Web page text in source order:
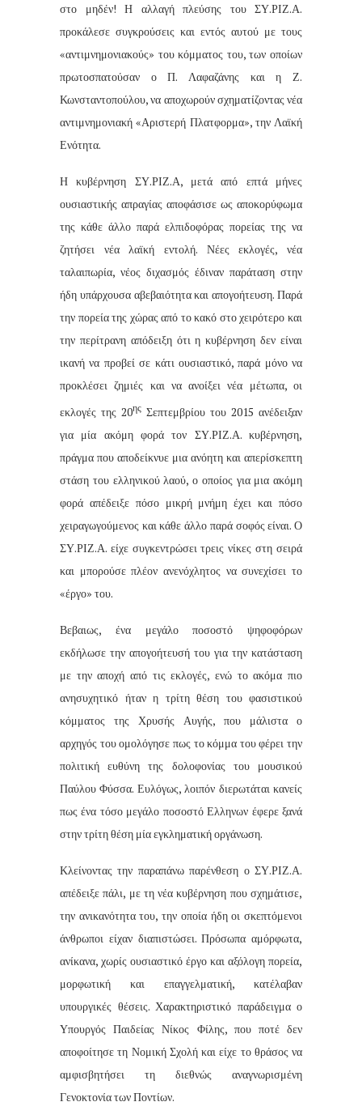
στο μηδέν! Η αλλαγή πλεύσης του ΣΥ.ΡΙΖ.Α.
προκάλεσε συγκρούσεις και εντός αυτού με τους
«αντιμνημονιακούς» του κόμματος του, των οποίων
πρωτοσπατούσαν ο Π. Λαφαζάνης και η Ζ.
Κωνσταντοπούλου, να αποχωρούν σχηματίζοντας νέα
αντιμνημονιακή «Αριστερή Πλατφορμα», την Λαϊκή
Ενότητα.
Η κυβέρνηση ΣΥ.ΡΙΖ.Α, μετά από επτά μήνες
ουσιαστικής απραγίας αποφάσισε ως αποκορύφωμα
της κάθε άλλο παρά ελπιδοφόρας πορείας της να
ζητήσει νέα λαϊκή εντολή. Νέες εκλογές, νέα
ταλαιπωρία, νέος διχασμός έδιναν παράταση στην
ήδη υπάρχουσα αβεβαιότητα και απογοήτευση. Παρά
την πορεία της χώρας από το κακό στο χειρότερο και
την περίτρανη απόδειξη ότι η κυβέρνηση δεν είναι
ικανή να προβεί σε κάτι ουσιαστικό, παρά μόνο να
προκλέσει ζημιές και να ανοίξει νέα μέτωπα, οι
εκλογές της 20ης Σεπτεμβρίου του 2015 ανέδειξαν
για μία ακόμη φορά τον ΣΥ.ΡΙΖ.Α. κυβέρνηση,
πράγμα που αποδείκνυε μια ανόητη και απερίσκεπτη
στάση του ελληνικού λαού, ο οποίος για μια ακόμη
φορά απέδειξε πόσο μικρή μνήμη έχει και πόσο
χειραγωγούμενος και κάθε άλλο παρά σοφός είναι. Ο
ΣΥ.ΡΙΖ.Α. είχε συγκεντρώσει τρεις νίκες στη σειρά
και μπορούσε πλέον ανενόχλητος να συνεχίσει το
«έργο» του.
Βεβαιως, ένα μεγάλο ποσοστό ψηφοφόρων
εκδήλωσε την απογοήτευσή του για την κατάσταση
με την αποχή από τις εκλογές, ενώ το ακόμα πιο
ανησυχητικό ήταν η τρίτη θέση του φασιστικού
κόμματος της Χρυσής Αυγής, που μάλιστα ο
αρχηγός του ομολόγησε πως το κόμμα του φέρει την
πολιτική ευθύνη της δολοφονίας του μουσικού
Παύλου Φύσσα. Ευλόγως, λοιπόν διερωτάται κανείς
πως ένα τόσο μεγάλο ποσοστό Ελληνων έφερε ξανά
στην τρίτη θέση μία εγκληματική οργάνωση.
Κλείνοντας την παραπάνω παρένθεση ο ΣΥ.ΡΙΖ.Α.
απέδειξε πάλι, με τη νέα κυβέρνηση που σχημάτισε,
την ανικανότητα του, την οποία ήδη οι σκεπτόμενοι
άνθρωποι είχαν διαπιστώσει. Πρόσωπα αμόρφωτα,
ανίκανα, χωρίς ουσιαστικό έργο και αξόλογη πορεία,
μορφωτική και επαγγελματική, κατέλαβαν
υπουργικές θέσεις. Χαρακτηριστικό παράδειγμα ο
Υπουργός Παιδείας Νίκος Φίλης, που ποτέ δεν
αποφοίτησε τη Νομική Σχολή και είχε το θράσος να
αμφισβητήσει τη διεθνώς αναγνωρισμένη
Γενοκτονία των Ποντίων.